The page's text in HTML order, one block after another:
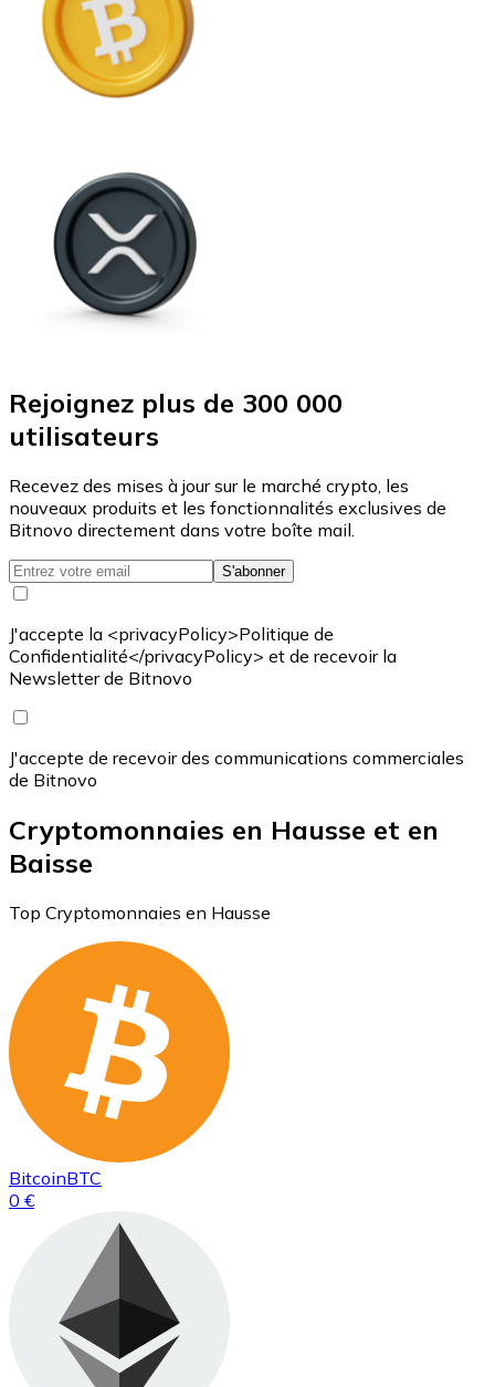
Rejoignez plus de 300 000
utilisateurs
Recevez des mises à jour sur le marché crypto, les
nouveaux produits et les fonctionnalités exclusives de
Bitnovo directement dans votre boîte mail.
S'abonner
J'accepte la <privacyPolicy>Politique de
Confidentialité</privacyPolicy> et de recevoir la
Newsletter de Bitnovo
J'accepte de recevoir des communications commerciales
de Bitnovo
Cryptomonnaies en Hausse et en
Baisse
Top Cryptomonnaies en Hausse
BitcoinBTC
0 €